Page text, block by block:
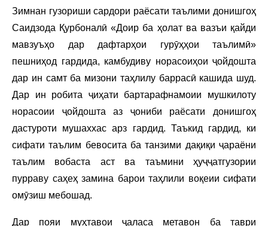
Зимнан гузориши сардори раёсати таълими донишгоҳ
Саидзода Қурбоналӣ «Доир ба ҳолат ва вазъи қайди
мавзуъҳо дар дафтарҳои гурӯҳҳои таълимӣ»
пешниҳод гардида, камбудиву норасоиҳои ҷойдошта
дар ин самт ба мизони таҳлилу баррасӣ кашида шуд.
Дар ин робита ҷиҳати бартарафнамоии мушкилоту
норасоии ҷойдошта аз ҷониби раёсати донишгоҳ
дастуроти мушаххас арз гардид. Таъкид гардид, ки
сифати таълим бевосита ба танзими дақиқи ҷараёни
таълим вобаста аст ва таъмини ҳуҷҷатгузории
пурраву саҳеҳ замина барои таҳлили воқеии сифати
омӯзиш мебошад.
Дар пояи муҳтавои ҷаласа метавон ба таври